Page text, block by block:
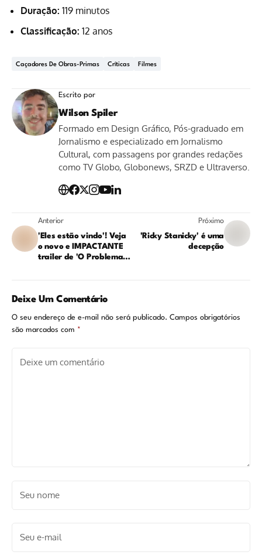
Duração: 119 minutos
Classificação: 12 anos
Caçadores De Obras-Primas Críticas Filmes
Escrito por
Wilson Spiler
Formado em Design Gráfico, Pós-graduado em
Jornalismo e especializado em Jornalismo
Cultural, com passagens por grandes redações
como TV Globo, Globonews, SRZD e Ultraverso.
Anterior
'Eles estão vindo'! Veja
o novo e IMPACTANTE
trailer de 'O Problema
Próximo
'Ricky Stanicky' é uma
decepção
Deixe Um Comentário
O seu endereço de e-mail não será publicado. Campos obrigatórios
são marcados com *